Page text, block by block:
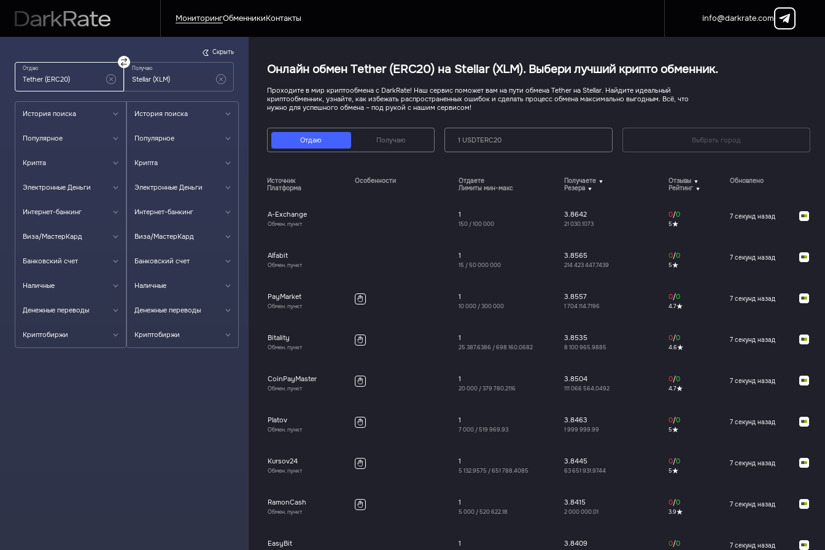
МониторингОбменникиКонтакты info@darkrate.com
Отдаю Получаю
История поиска
Популярное
Крипта
Электронные Деньги
Интернет-банкинг
Виза/МастерКард
Банковский счет
Наличные
Денежные переводы
Криптобиржи
История поиска
Популярное
Крипта
Электронные Деньги
Интернет-банкинг
Виза/МастерКард
Банковский счет
Наличные
Денежные переводы
Криптобиржи
Скрыть
Онлайн обмен Tether (ERC20) на Stellar (XLM). Выбери лучший крипто обменник.
Проходите в мир криптообмена с DarkRate! Наш сервис поможет вам на пути обмена Tether на Stellar. Найдите идеальный
криптообменник, узнайте, как избежать распространенных ошибок и сделать процесс обмена максимально выгодным. Всё, что
нужно для успешного обмена – под рукой с нашим сервисом!
Отдаю Получаю 1 USDTERC20 Выбрать город
Источник
Платформа
Особенности
Отдаете
Лимиты мин-макс
Получаете
Резерв
Отзывы
Рейтинг
Обновлено
A-Exchange
Обмен. пункт
1
150 /100 000
3.8642
21 030.1073
0/0
5
7 секунд назад
Alfabit
Обмен. пункт
1
15 /50 000 000
3.8565
214 423 447.7439
0/0
5
7 секунд назад
PayMarket
Обмен. пункт
1
10 000 /300 000
3.8557
1 704 114.7196
0/0
4.7
7 секунд назад
Bitality
Обмен. пункт
1
25 387.6386 /698 160.0682
3.8535
8 100 965.9885
0/0
4.6
7 секунд назад
CoinPayMaster
Обмен. пункт
1
20 000 /379 780.2116
3.8504
111 066 564.0492
0/0
4.7
7 секунд назад
Platov
Обмен. пункт
1
7 000 /519 969.93
3.8463
1 999 999.99
0/0
5
7 секунд назад
Kursov24
Обмен. пункт
1
5 132.9575 /651 788.4085
3.8445
63 651 931.9744
0/0
5
7 секунд назад
RamonCash
Обмен. пункт
1
5 000 /520 622.18
3.8415
2 000 000.01
0/0
3.9
7 секунд назад
EasyBit 1 3.8409 0/0 7 секунд назад